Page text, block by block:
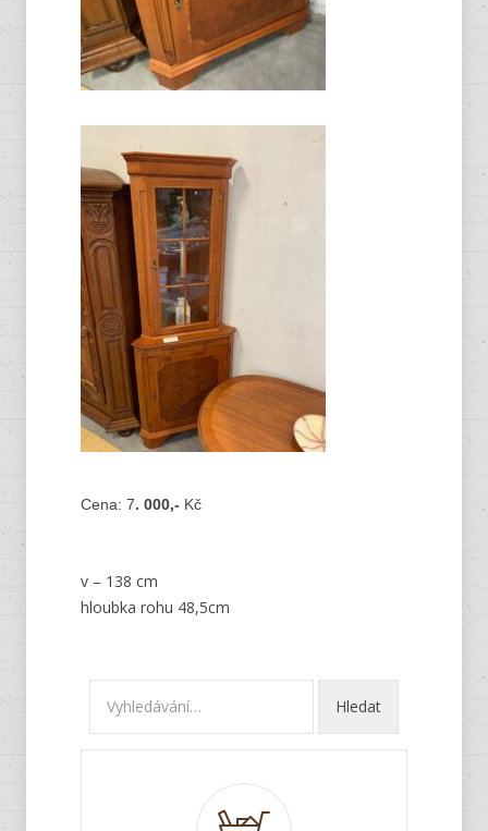
Cena: 7. 000,- Kč
v – 138 cm
hloubka rohu 48,5cm